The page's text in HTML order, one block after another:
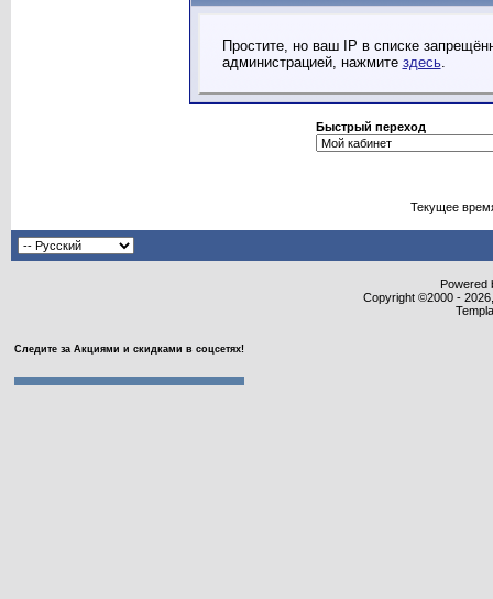
Простите, но ваш IP в списке
администрацией, нажмите здесь.
Быстрый переход
Текущее
Powered
Copyright ©2000 -
Следите за Акциями и скидками в соцсетях!